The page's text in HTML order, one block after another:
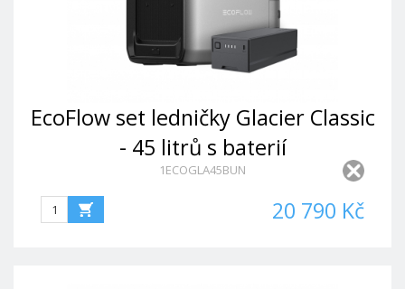
EcoFlow set ledničky Glacier Classic
- 45 litrů s baterií
1ECOGLA45BUN
20 790 Kč